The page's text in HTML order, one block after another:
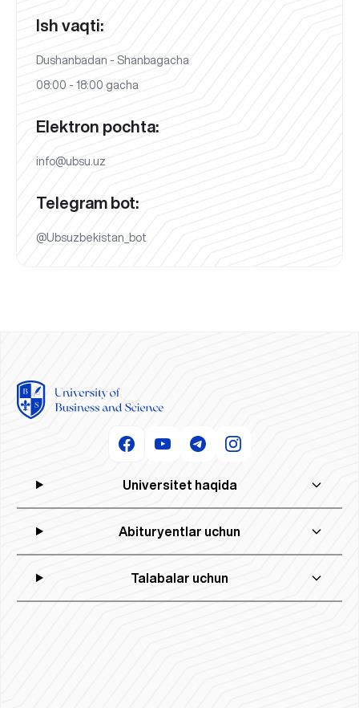
Ish vaqti:
Dushanbadan - Shanbagacha
08:00 - 18:00 gacha
Elektron pochta:
info@ubsu.uz
Telegram bot:
@Ubsuzbekistan_bot
Universitet haqida
Abituryentlar uchun
Talabalar uchun